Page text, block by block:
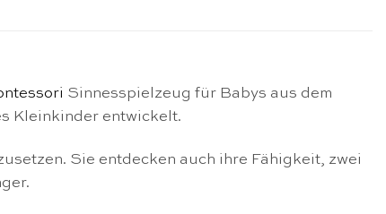
Sinnesspielzeug für Babys aus dem
Kleinkinder entwickelt.
Sie entdecken auch ihre Fähigkeit, zwei